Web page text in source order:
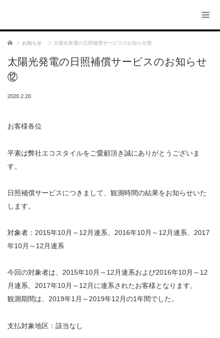
ホーム お知らせ 太陽光発電の日照補償サービスのお知らせ⑫
太陽光発電の日照補償サービスのお知らせ
⑫
2020.2.20
お客様各位
平素は弊社エコスタイルをご愛顧頂き誠にありがとうございま
す。
日照補償サービスにつきまして、観測時間の結果をお知らせいた
します。
対象者：2015年10月～12月連系、2016年10月～12月連系、2017
年10月～12月連系
今回の対象者は、2015年10月～12月連系および2016年10月～12
月連系、2017年10月～12月に連系されたお客様となります。
観測期間は、2019年1月～2019年12月の1年間でした。
支払対象地区：該当なし